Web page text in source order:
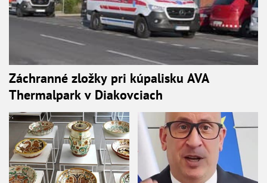
Záchranné zložky pri kúpalisku AVA
Thermalpark v Diakovciach